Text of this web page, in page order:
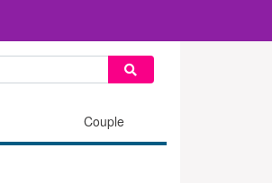
Couple